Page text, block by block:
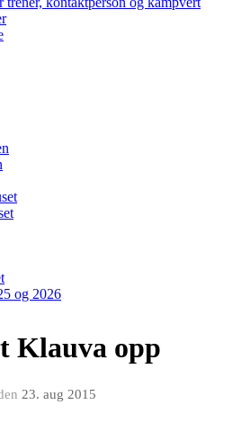
og 2026
Klauva opp
23. aug 2015